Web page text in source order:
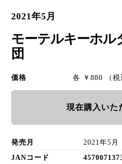
2021年5月
モーテルキーホル
団
価格 各 ￥880 （税
現在購入いた
発売月 2021年5月
JANコード